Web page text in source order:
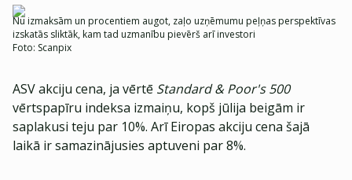
Nu izmaksām un procentiem augot, zaļo uzņēmumu peļņas perspektīvas
izskatās sliktāk, kam tad uzmanību pievērš arī investori
Foto: Scanpix
ASV akciju cena, ja vērtē Standard & Poor's 500
vērtspapīru indeksa izmaiņu, kopš jūlija beigām ir
saplakusi teju par 10%. Arī Eiropas akciju cena šajā
laikā ir samazinājusies aptuveni par 8%.